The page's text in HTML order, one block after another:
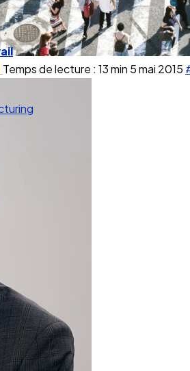
Temps de lecture : 13 min 5 mai 2015